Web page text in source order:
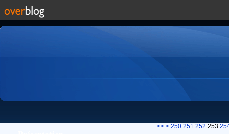
<< < 200
210
220
230
240
250 251 252 253